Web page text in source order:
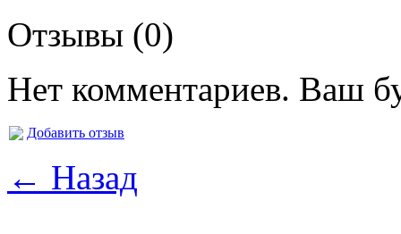
Отзывы (0)
Нет комментариев. Ваш
Добавить отзыв
← Назад